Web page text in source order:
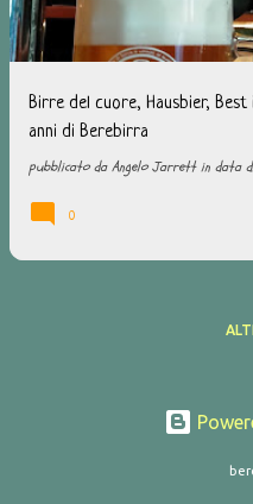
Birre del cuore, Hausbier, Best
anni di Berebirra
pubblicato daAngelo Jarrett in data
0